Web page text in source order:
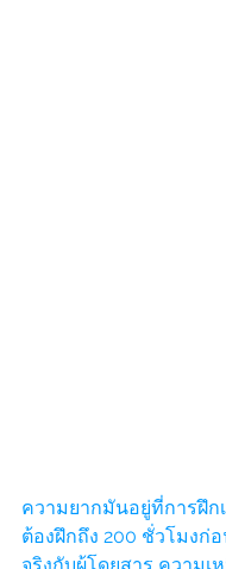
ความยากมันอยู่ที่การฝึก
ต้องฝึกถึง 200 ชั่วโมงก่